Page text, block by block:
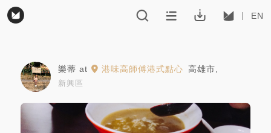
EN
樂蒂 at 港味高師傅港式點心 高雄市
新興區